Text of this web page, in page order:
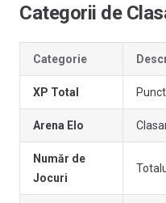
Categorii de
Categorie
XP Total
Arena Elo
Număr de
Jocuri